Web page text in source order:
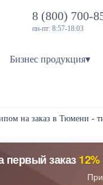
8 (800) 700-
пн-пт: 8:57-18:03
Бизнес продукция▾
на заказ в Тюмени -
первый заказ12%